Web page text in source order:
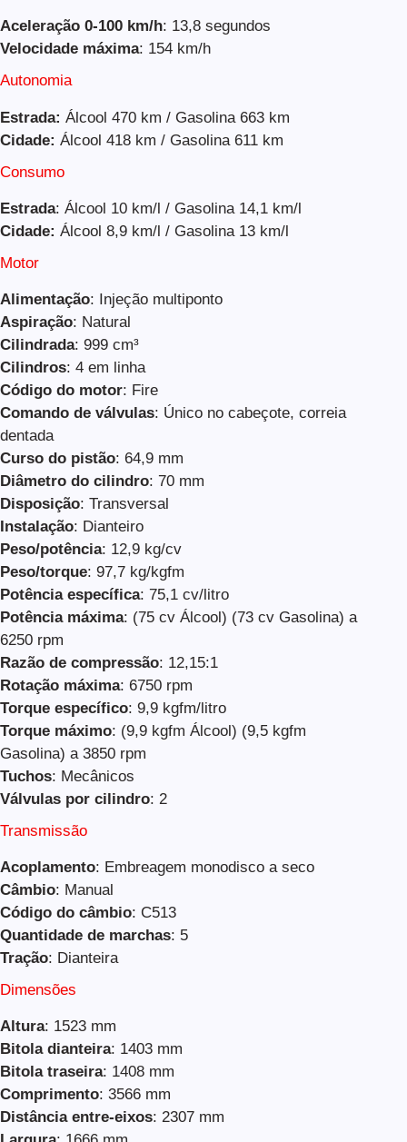
Aceleração 0-100 km/h: 13,8 segundos
Velocidade máxima: 154 km/h
Autonomia
Estrada: Álcool 470 km / Gasolina 663 km
Cidade: Álcool 418 km / Gasolina 611 km
Consumo
Estrada: Álcool 10 km/l / Gasolina 14,1 km/l
Cidade: Álcool 8,9 km/l / Gasolina 13 km/l
Motor
Alimentação: Injeção multiponto
Aspiração: Natural
Cilindrada: 999 cm³
Cilindros: 4 em linha
Código do motor: Fire
Comando de válvulas: Único no cabeçote, correia
dentada
Curso do pistão: 64,9 mm
Diâmetro do cilindro: 70 mm
Disposição: Transversal
Instalação: Dianteiro
Peso/potência: 12,9 kg/cv
Peso/torque: 97,7 kg/kgfm
Potência específica: 75,1 cv/litro
Potência máxima: (75 cv Álcool) (73 cv Gasolina) a
6250 rpm
Razão de compressão: 12,15:1
Rotação máxima: 6750 rpm
Torque específico: 9,9 kgfm/litro
Torque máximo: (9,9 kgfm Álcool) (9,5 kgfm
Gasolina) a 3850 rpm
Tuchos: Mecânicos
Válvulas por cilindro: 2
Transmissão
Acoplamento: Embreagem monodisco a seco
Câmbio: Manual
Código do câmbio: C513
Quantidade de marchas: 5
Tração: Dianteira
Dimensões
Altura: 1523 mm
Bitola dianteira: 1403 mm
Bitola traseira: 1408 mm
Comprimento: 3566 mm
Distância entre-eixos: 2307 mm